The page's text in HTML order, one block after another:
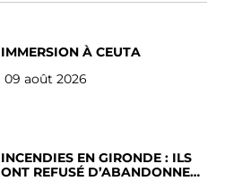
IMMERSION À CEUTA
09 août 2026
INCENDIES EN GIRONDE : ILS
ONT REFUSÉ D’ABANDONNER